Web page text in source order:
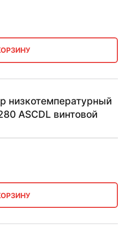
низкотемпературный
ASCDL винтовой